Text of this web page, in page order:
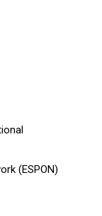
(ESPON)